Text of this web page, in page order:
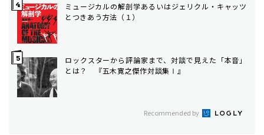
ミュージカルの解剖学――あるいはジェリクル・キャッツ
とつきあう方法（１）
ロックスターから評論家まで、対談で見えた「本音」
とは？ 『五木寛之傑作対談集Ⅰ』
Recommended by